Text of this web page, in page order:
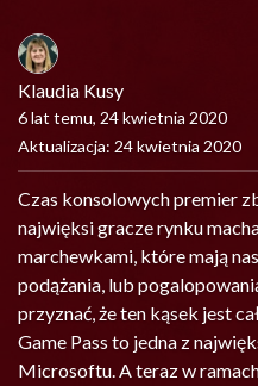
Klaudia Kusy
6 lat temu, 24 kwietnia 2020
Aktualizacja: 24 kwietnia 2020
Czas konsolowych premier
najwięksi gracze rynku
marchewkami, które mają
podążania, lub
przyznać, że ten kąsek jest
Game Pass to jedna z
Microsoftu. A teraz w